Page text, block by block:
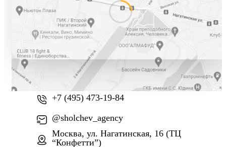
+7 (800) 777-61-74
+7 (495) 473-19-84
@sholchev_agency
Москва, ул. Нагатинская, 16 (ТЦ
“Конфетти”)